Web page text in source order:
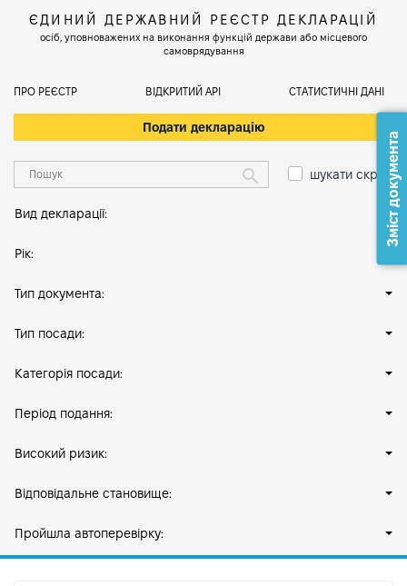
ЄДИНИЙ ДЕРЖАВНИЙ РЕЄСТР ДЕКЛАРАЦІЙ
осіб, уповноважених на виконання функцій держави або місцевого
самоврядування
ПРО РЕЄСТР ВІДКРИТИЙ АРІ СТАТИСТИЧНІ ДАНІ
Подати декларацію
шукати скрізь
Вид декларації:
Рік:
Тип документа:
Тип посади:
Категорія посади:
Період подання:
Високий ризик:
Відповідальне становище:
Пройшла автоперевірку:
Зміст документа